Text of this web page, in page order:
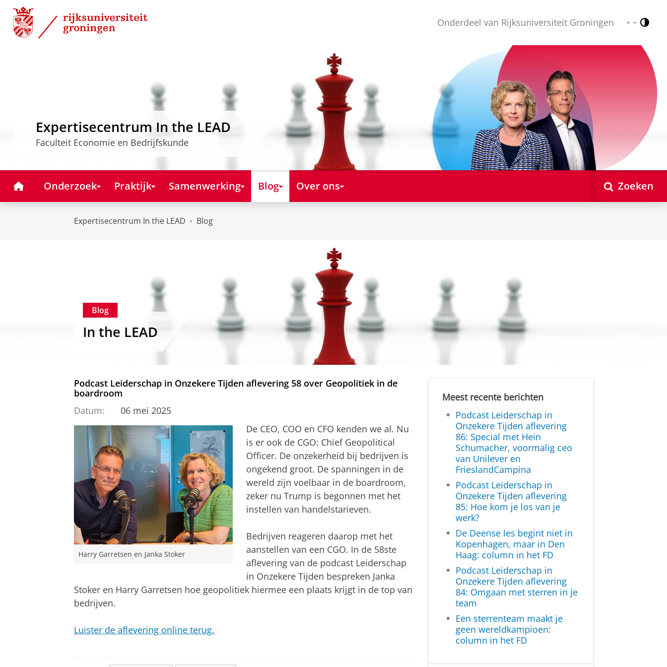
Skip
Content
Skip
Navigation
Onderdeel van Rijksuniversiteit Groningen Nederlands
English
Expertisecentrum In the LEAD
Faculteit Economie en Bedrijfskunde
HomeOnderzoek Praktijk Samenwerking Blog Over ons Zoeken
Expertisecentrum In the LEAD Blog
Blog
In the LEAD
Podcast Leiderschap in Onzekere Tijden aflevering 58 over Geopolitiek in de
boardroom
Datum:
06 mei 2025
Harry Garretsen en Janka Stoker
De CEO, COO en CFO kenden we al. Nu
is er ook de CGO: Chief Geopolitical
Officer. De onzekerheid bij bedrijven is
ongekend groot. De spanningen in de
wereld zijn voelbaar in de boardroom,
zeker nu Trump is begonnen met het
instellen van handelstarieven.
Bedrijven reageren daarop met het
aanstellen van een CGO. In de 58ste
aflevering van de podcast Leiderschap
in Onzekere Tijden bespreken Janka
Stoker en Harry Garretsen hoe geopolitiek hiermee een plaats krijgt in de top van
bedrijven.
Luister de aflevering online terug.
Meest recente berichten
Podcast Leiderschap in
Onzekere Tijden aflevering
86: Special met Hein
Schumacher, voormalig ceo
van Unilever en
FrieslandCampina
Podcast Leiderschap in
Onzekere Tijden aflevering
85: Hoe kom je los van je
werk?
De Deense les begint niet in
Kopenhagen, maar in Den
Haag: column in het FD
Podcast Leiderschap in
Onzekere Tijden aflevering
84: Omgaan met sterren in je
team
Een sterrenteam maakt je
geen wereldkampioen:
column in het FD